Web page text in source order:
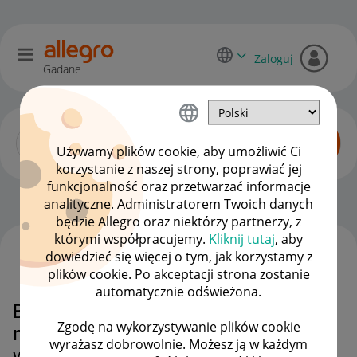
Używamy plików cookie, aby umożliwić Ci
korzystanie z naszej strony, poprawiać jej
funkcjonalność oraz przetwarzać informacje
analityczne. Administratorem Twoich danych
będzie Allegro oraz niektórzy partnerzy, z
którymi współpracujemy. Kliknij tutaj, aby
dowiedzieć się więcej o tym, jak korzystamy z
plików cookie. Po akceptacji strona zostanie
automatycznie odświeżona.
Zgodę na wykorzystywanie plików cookie
wyrażasz dobrowolnie. Możesz ją w każdym
Gadane
Zaloguj
Zaawansowani sprzedawcy OPCJE
Blokada aukcji po zgłoszeniu z
nieweryfikowalnej domeny — jak
WSZYSTKIE TEMATY